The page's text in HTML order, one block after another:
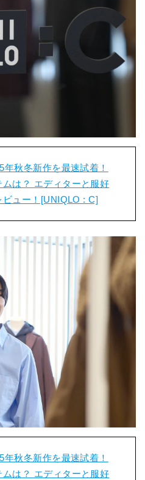
年秋冬新作を最速試着！
は？ エディターと服好
ビュー！[UNIQLO : C]
年秋冬新作を最速試着！
は？ エディターと服好